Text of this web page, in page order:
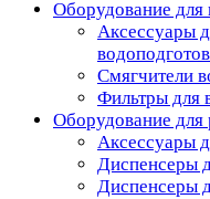
Оборудование для
Аксессуары
Смягчители
Фильтры для
Оборудование для
Аксессуары
Диспенсеры
Диспенсеры